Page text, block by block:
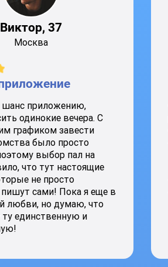
Виктор, 37
Москва
приложению,
одинокие вечера. С
графиком завести
было просто
выбор пал на
что тут настоящие
не просто
сами! Пока я еще в
любви, но думаю, что
ту единственную и